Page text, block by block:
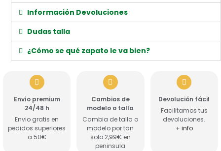
Información Devoluciones
Dudas talla
¿Cómo se qué zapato le va bien?
Envío premium
24/48 h
Envio gratis en
pedidos superiores
a 50€
Cambios de
modelo o talla
Cambia de talla o
modelo por tan
solo 2,99€ en
peninsula
Devolución fácil
Facilitamos tus
devoluciones.
+ info